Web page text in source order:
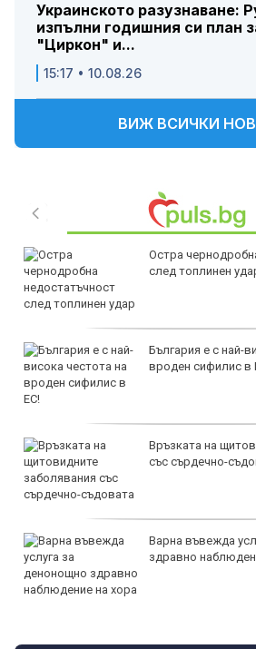
Украинското разузнаване:
изпълни годишния си план
"Циркон" и...
15:17 • 10.08.26
ВИЖ ВСИЧКИ
Остра
след топлинен
България е с най-
вроден сифилис в
Връзката на
със сърдечно-
Варна въвежда
здравно